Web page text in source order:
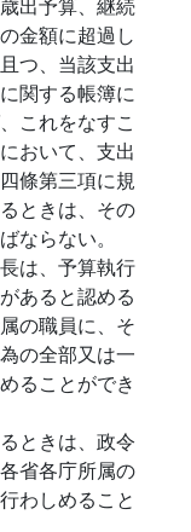
金額に超過し
つ、当該支出
関する帳簿に
これをなすこ
おいて、支出
條第三項に規
ときは、その
ならない。
は、予算執行
あると認める
の職員に、そ
の全部又は一
ることができ
ときは、政令
省各庁所属の
わしめること